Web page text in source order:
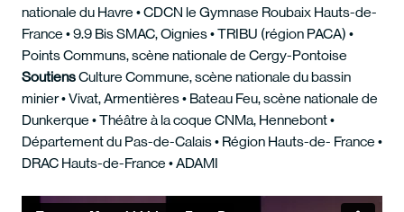
nationale du Havre • CDCN le Gymnase Roubaix Hauts-de-
France • 9.9 Bis SMAC, Oignies • TRIBU (région PACA) •
Points Communs, scène nationale de Cergy-Pontoise
SoutiensCulture Commune, scène nationale du bassin
minier • Vivat, Armentières • Bateau Feu, scène nationale de
Dunkerque • Théâtre à la coque CNMa, Hennebont •
Département du Pas-de-Calais • Région Hauts-de- France •
DRAC Hauts-de-France • ADAMI